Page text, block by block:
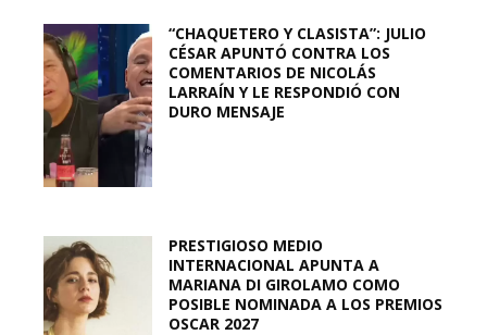
“CHAQUETERO Y CLASISTA”: JULIO
CÉSAR APUNTÓ CONTRA LOS
COMENTARIOS DE NICOLÁS
LARRAÍN Y LE RESPONDIÓ CON
DURO MENSAJE
PRESTIGIOSO MEDIO
INTERNACIONAL APUNTA A
MARIANA DI GIROLAMO COMO
POSIBLE NOMINADA A LOS PREMIOS
OSCAR 2027